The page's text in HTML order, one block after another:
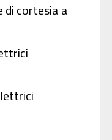
di cortesia a